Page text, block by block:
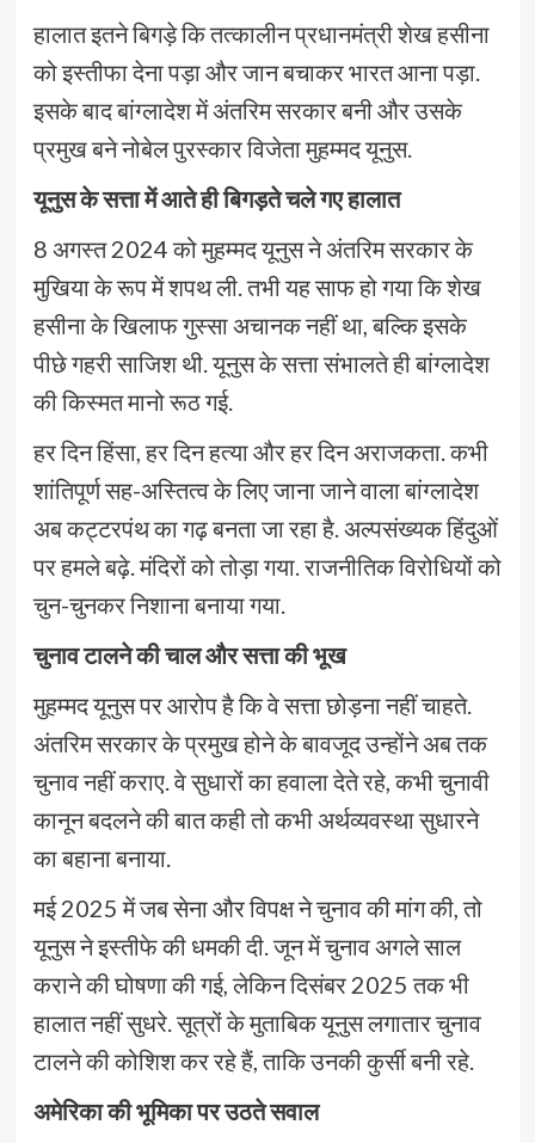
हालात इतने बिगड़े कि तत्कालीन प्रधानमंत्री शेख हसीना
को इस्तीफा देना पड़ा और जान बचाकर भारत आना पड़ा.
इसके बाद बांग्लादेश में अंतरिम सरकार बनी और उसके
प्रमुख बने नोबेल पुरस्कार विजेता मुहम्मद यूनुस.
यूनुस के सत्ता में आते ही बिगड़ते चले गए हालात
8 अगस्त 2024 को मुहम्मद यूनुस ने अंतरिम सरकार के
मुखिया के रूप में शपथ ली. तभी यह साफ हो गया कि शेख
हसीना के खिलाफ गुस्सा अचानक नहीं था, बल्कि इसके
पीछे गहरी साजिश थी. यूनुस के सत्ता संभालते ही बांग्लादेश
की किस्मत मानो रूठ गई.
हर दिन हिंसा, हर दिन हत्या और हर दिन अराजकता. कभी
शांतिपूर्ण सह-अस्तित्व के लिए जाना जाने वाला बांग्लादेश
अब कट्टरपंथ का गढ़ बनता जा रहा है. अल्पसंख्यक हिंदुओं
पर हमले बढ़े. मंदिरों को तोड़ा गया. राजनीतिक विरोधियों को
चुन-चुनकर निशाना बनाया गया.
चुनाव टालने की चाल और सत्ता की भूख
मुहम्मद यूनुस पर आरोप है कि वे सत्ता छोड़ना नहीं चाहते.
अंतरिम सरकार के प्रमुख होने के बावजूद उन्होंने अब तक
चुनाव नहीं कराए. वे सुधारों का हवाला देते रहे, कभी चुनावी
कानून बदलने की बात कही तो कभी अर्थव्यवस्था सुधारने
का बहाना बनाया.
मई 2025 में जब सेना और विपक्ष ने चुनाव की मांग की, तो
यूनुस ने इस्तीफे की धमकी दी. जून में चुनाव अगले साल
कराने की घोषणा की गई, लेकिन दिसंबर 2025 तक भी
हालात नहीं सुधरे. सूत्रों के मुताबिक यूनुस लगातार चुनाव
टालने की कोशिश कर रहे हैं, ताकि उनकी कुर्सी बनी रहे.
अमेरिका की भूमिका पर उठते सवाल